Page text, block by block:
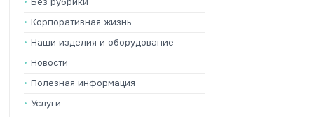
Корпоративная жизнь
Наши изделия и оборудование
Новости
Полезная информация
Услуги